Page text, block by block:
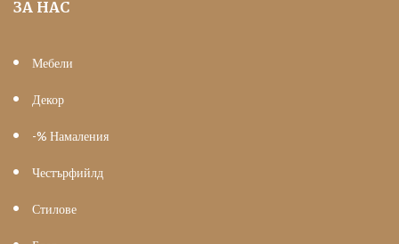
ЗА НАС
Мебели
Декор
-% Намаления
Честърфийлд
Стилове